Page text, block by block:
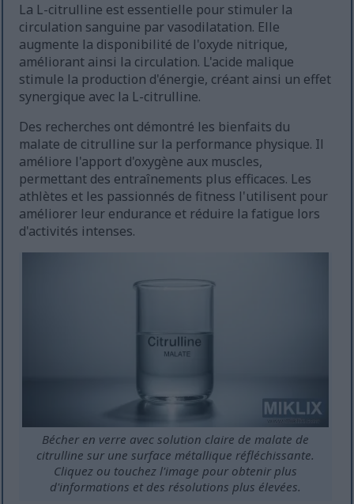
La L-citrulline est essentielle pour stimuler la
circulation sanguine par vasodilatation. Elle
augmente la disponibilité de l'oxyde nitrique,
améliorant ainsi la circulation. L'acide malique
stimule la production d'énergie, créant ainsi un effet
synergique avec la L-citrulline.
Des recherches ont démontré les bienfaits du
malate de citrulline sur la performance physique. Il
améliore l'apport d'oxygène aux muscles,
permettant des entraînements plus efficaces. Les
athlètes et les passionnés de fitness l'utilisent pour
améliorer leur endurance et réduire la fatigue lors
d'activités intenses.
Bécher en verre avec solution claire de malate de
citrulline sur une surface métallique réfléchissante.
Cliquez ou touchez l'image pour obtenir plus
d'informations et des résolutions plus élevées.